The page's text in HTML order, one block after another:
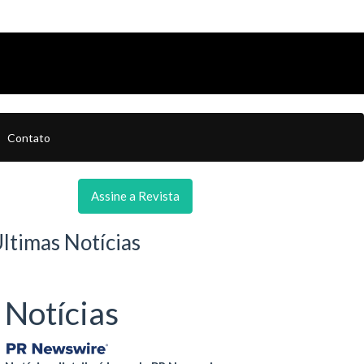
Contato
Assine a Revista
Notícias
Notícias